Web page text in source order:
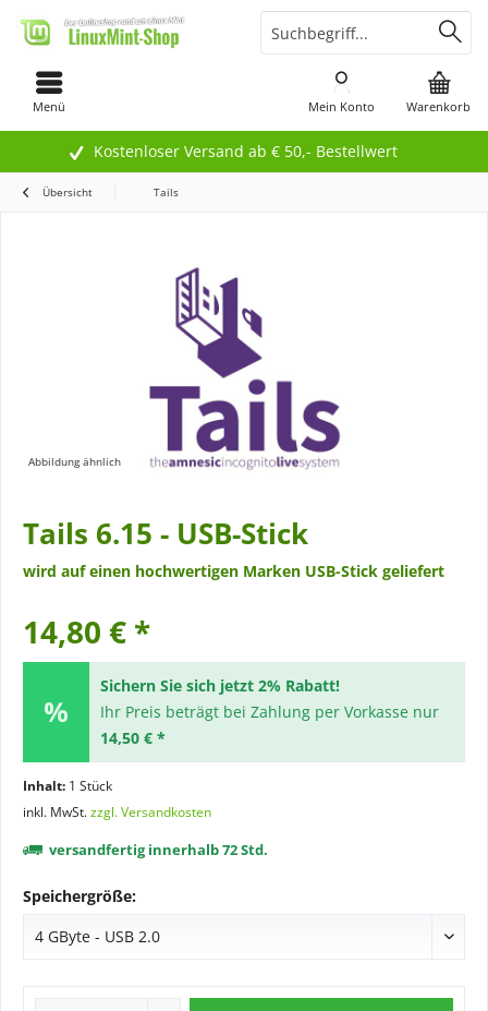
Kostenloser Versand ab € 50,- Bestellwert
Menü Warenkorb
Mein Konto
Übersicht Tails
Abbildung ähnlich
Tails 6.15 - USB-Stick
wird auf einen hochwertigen Marken USB-Stick geliefert
14,80 € *
Sichern Sie sich jetzt 2% Rabatt!
Ihr Preis beträgt bei Zahlung per Vorkasse nur
14,50 € *
Inhalt: 1 Stück
inkl. MwSt.zzgl. Versandkosten
versandfertig innerhalb 72 Std.
Speichergröße: